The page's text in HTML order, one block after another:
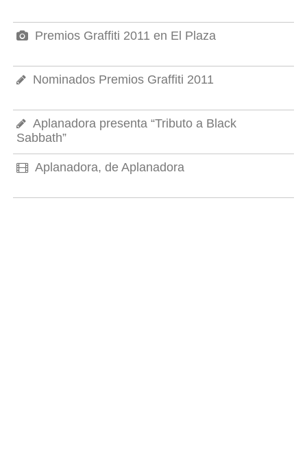
Premios Graffiti 2011 en El Plaza
Nominados Premios Graffiti 2011
Aplanadora presenta “Tributo a Black
Sabbath”
Aplanadora, de Aplanadora